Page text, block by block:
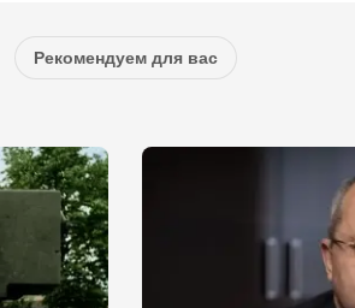
Рекомендуем для вас